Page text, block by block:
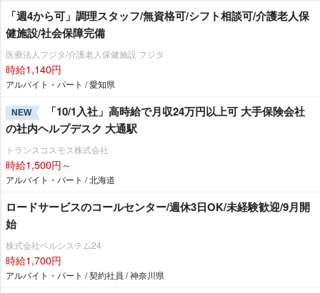
「週4から可」調理スタッフ/無資格可/シフト相談可/介護老人保
健施設/社会保障完備
医療法人フジタ/介護老人保健施設 フジタ
時給1,140円
アルバイト・パート / 愛知県
NEW
「10/1入社」高時給で月収24万円以上可 大手保険会社
の社内ヘルプデスク 大通駅
トランスコスモス株式会社
時給1,500円～
アルバイト・パート / 北海道
ロードサービスのコールセンター/週休3日OK/未経験歓迎/9月開
始
株式会社ベルシステム24
時給1,700円
アルバイト・パート / 契約社員 / 神奈川県